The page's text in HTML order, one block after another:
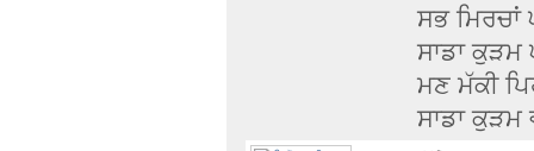
ਸਭ ਮਿਰਚਾਂ
ਸਾਡਾ
ਮਣ ਮੱਕੀ
ਸਾਡਾ ਕੁੜਮ